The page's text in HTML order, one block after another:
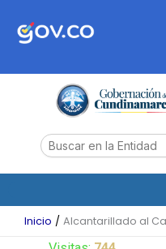
Search
Inicio Alcantarillado al